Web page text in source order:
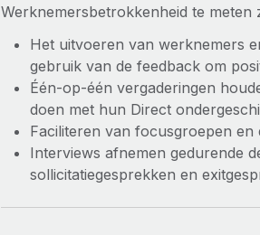
Werknemersbetrokkenheid te meten
Het uitvoeren van werknemers
gebruik van de feedback om
Één-op-één vergaderingen
doen met hun Direct
Faciliteren van focusgroepen en
Interviews afnemen gedurende
sollicitatiegesprekken en